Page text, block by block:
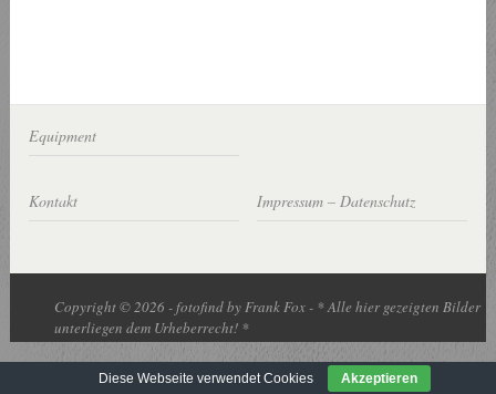
Equipment
Kontakt Impressum – Datenschutz
Copyright © 2026 - fotofind by Frank Fox - * Alle hier gezeigten Bilder
unterliegen dem Urheberrecht! *
Diese Webseite verwendet Cookies Akzeptieren